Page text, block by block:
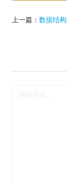
上一篇： 数据结